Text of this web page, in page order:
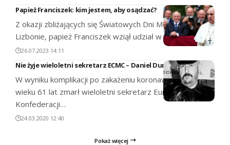
Papież Franciszek: kim jestem, aby osądzać?
Z okazji zbliżających się Światowych Dni Młodzieży w
Lizbonie, papież Franciszek wziął udział w specjalnym…
26.07.2023 14:11
Nie żyje wieloletni sekretarz ECMC – Daniel Dumont
W wyniku komplikacji po zakażeniu koronawirusem, w
wieku 61 lat zmarł wieloletni sekretarz Europejskiej
Konfederacji…
24.03.2020 12:40
Pokaż więcej